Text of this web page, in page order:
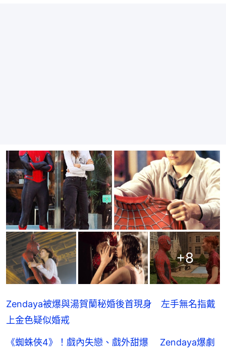
+8
Zendaya被爆與湯賀蘭秘婚後首現身 左手無名指戴
上金色疑似婚戒
《蜘蛛俠4》！戲內失戀、戲外甜爆 Zendaya爆劇